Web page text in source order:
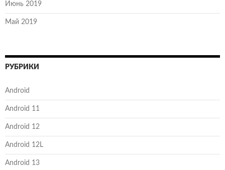
Июнь 2019
Май 2019
РУБРИКИ
Android
Android 11
Android 12
Android 12L
Android 13